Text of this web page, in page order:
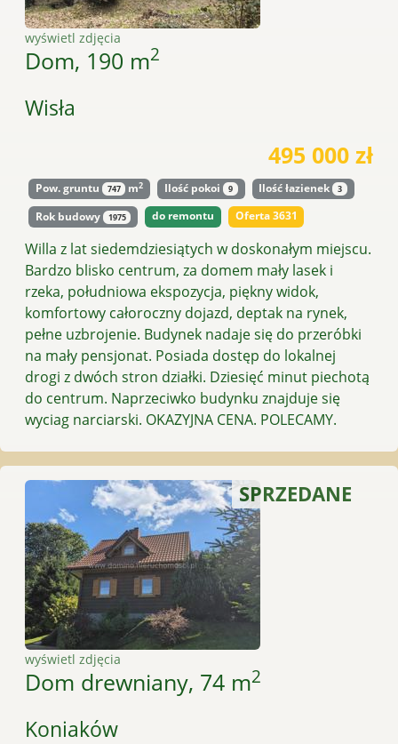
wyświetl zdjęcia
Dom, 190 m2
Wisła
495 000 zł
Pow. gruntu 747 m2 Ilość pokoi 9 Ilość łazienek 3
Rok budowy 1975 do remontu Oferta 3631
Willa z lat siedemdziesiątych w doskonałym miejscu.
Bardzo blisko centrum, za domem mały lasek i
rzeka, południowa ekspozycja, piękny widok,
komfortowy całoroczny dojazd, deptak na rynek,
pełne uzbrojenie. Budynek nadaje się do przeróbki
na mały pensjonat. Posiada dostęp do lokalnej
drogi z dwóch stron działki. Dziesięć minut piechotą
do centrum. Naprzeciwko budynku znajduje się
wyciag narciarski. OKAZYJNA CENA. POLECAMY.
wyświetl zdjęcia
SPRZEDANE
Dom drewniany, 74 m2
Koniaków